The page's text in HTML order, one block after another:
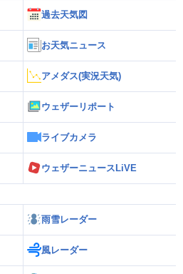
過去天気図
お天気ニュース
アメダス(実況天気)
ウェザーリポート
ライブカメラ
ウェザーニュースLiVE
雨雪レーダー
風レーダー